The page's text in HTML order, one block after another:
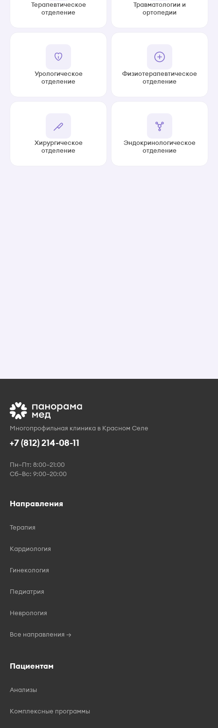
Терапевтическое
отделение
Травматологии и
ортопедии
Урологическое
отделение
Физиотерапевтическое
отделение
Хирургическое
отделение
Эндокринологическое
отделение
Многопрофильная клиника в Красном Селе
+7 (812) 214-08-11
Пн–Пт: 8:00–21:00
Сб–Вс: 9:00–20:00
Направления
Терапия
Кардиология
Гинекология
Педиатрия
Неврология
Все направления →
Пациентам
Анализы
Комплексные программы